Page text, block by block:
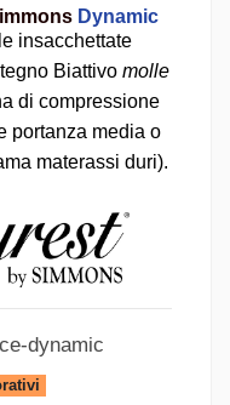
Dynamic
insacchettate
Biattivo molle
di compressione
portanza media o
materassi duri).
dynamic